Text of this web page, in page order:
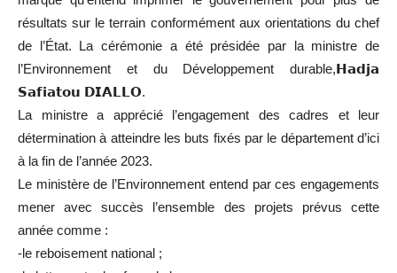
résultats sur le terrain conformément aux orientations du chef
de l’État. La cérémonie a été présidée par la ministre de
l’Environnement et du Développement durable,𝗛𝗮𝗱𝗷𝗮
𝗦𝗮𝗳𝗶𝗮𝘁𝗼𝘂 𝗗𝗜𝗔𝗟𝗟𝗢.
La ministre a apprécié l’engagement des cadres et leur
détermination à atteindre les buts fixés par le département d’ici
à la fin de l’année 2023.
Le ministère de l’Environnement entend par ces engagements
mener avec succès l’ensemble des projets prévus cette
année comme :
-le reboisement national ;